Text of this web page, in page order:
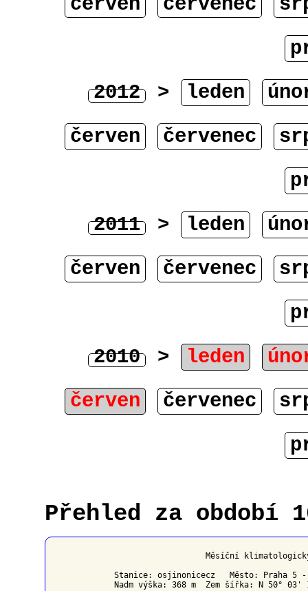
2012 > leden
červen
červenec
2011 > leden
červen
červenec
2010 > leden
červen
červenec
Přehled za období
Měsíční
Stanice: osjinonicecz   Město: Praha 5
Nadm výška: 368 m  Zem šířka: N 50°